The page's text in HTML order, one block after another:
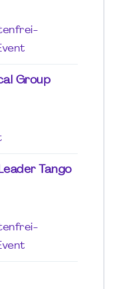
Group
Tango